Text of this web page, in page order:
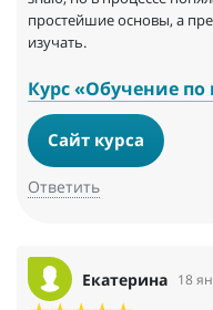
качественный и хорошо
материал, дали отличную
К прочтению материала
что всё это я применяю на
нужной и полезной
деятельности.
простейшие основы, а
изучать.
Курс «Обучение
Сайт курса
Ответить
Екатерина 18